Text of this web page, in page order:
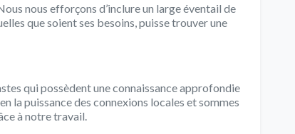
nous efforçons d’inclure un large éventail de
que soient ses besoins, puisse trouver une
qui possèdent une connaissance approfondie
la puissance des connexions locales et sommes
à notre travail.